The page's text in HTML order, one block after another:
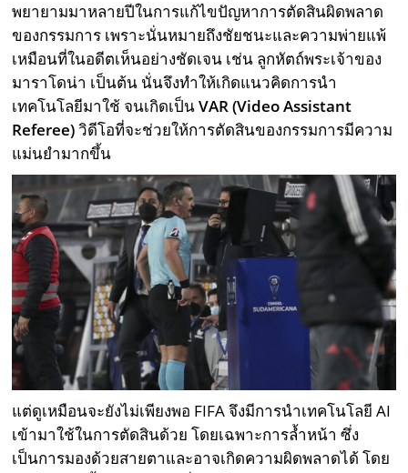
พยายามมาหลายปีในการแก้ไขปัญหาการตัดสินผิดพลาด
ของกรรมการ เพราะนั่นหมายถึงชัยชนะและความพ่ายแพ้
เหมือนที่ในอดีตเห็นอย่างชัดเจน เช่น ลูกหัตถ์พระเจ้าของ
มาราโดน่า เป็นต้น นั่นจึงทำให้เกิดแนวคิดการนำ
เทคโนโลยีมาใช้ จนเกิดเป็นVAR (Video Assistant
Referee)วิดีโอที่จะช่วยให้การตัดสินของกรรมการมีความ
แม่นยำมากขึ้น
แต่ดูเหมือนจะยังไม่เพียงพอ FIFA จึงมีการนำเทคโนโลยี AI
เข้ามาใช้ในการตัดสินด้วย โดยเฉพาะการล้ำหน้า ซึ่ง
เป็นการมองด้วยสายตาและอาจเกิดความผิดพลาดได้ โดย